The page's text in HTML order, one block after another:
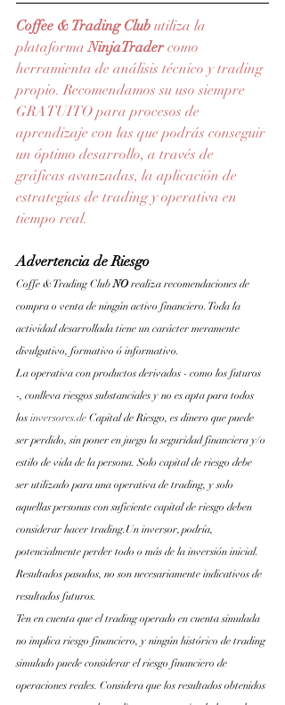
Coffee & Trading Club utiliza la
plataforma NinjaTrader como
herramienta de análisis técnico y trading
propio. Recomendamos su uso siempre
GRATUITO para procesos de
aprendizaje con las que podrás conseguir
un óptimo desarrollo, a través de
gráficas avanzadas, la aplicación de
estrategias de trading y operativa en
tiempo real.
Advertencia de Riesgo
Coffe & Trading Club NO realiza recomendaciones de
compra o venta de ningún activo financiero. Toda la
actividad desarrollada tiene un carácter meramente
divulgativo, formativo ó informativo.
La operativa con productos derivados - como los futuros
-, conlleva riesgos substanciales y no es apta para todos
los inversores.de Capital de Riesgo, es dinero que puede
ser perdido, sin poner en juego la seguridad financiera y/o
estilo de vida de la persona. Solo capital de riesgo debe
ser utilizado para una operativa de trading, y solo
aquellas personas con suficiente capital de riesgo deben
considerar hacer trading.Un inversor, podría,
potencialmente perder todo o más de la inversión inicial.
Resultados pasados, no son necesariamente indicativos de
resultados futuros.
Ten en cuenta que el trading operado en cuenta simulada
no implica riesgo financiero, y ningún histórico de trading
simulado puede considerar el riesgo financiero de
operaciones reales. Considera que los resultados obtenidos